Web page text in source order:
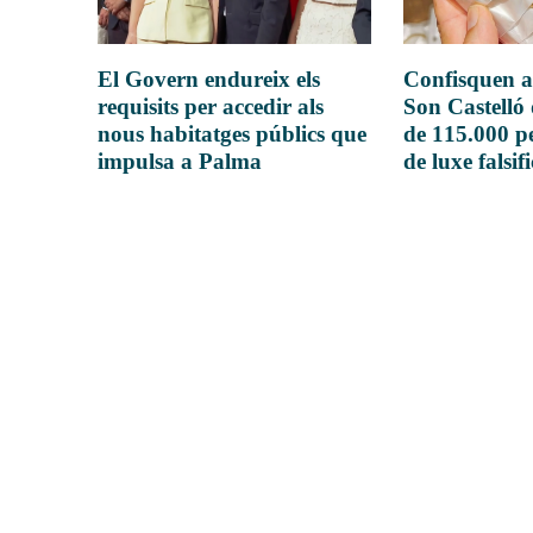
El Govern endureix els
requisits per accedir als
nous habitatges públics que
impulsa a Palma
Confisquen
Son Castelló
de 115.000
de luxe